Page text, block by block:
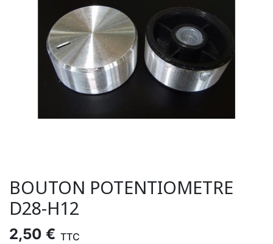
BOUTON POTENTIOMETRE
D28-H12
2,50 € TTC